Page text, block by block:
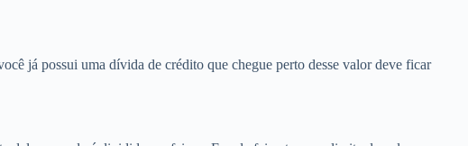
já possui uma dívida de crédito que chegue perto desse valor deve ficar